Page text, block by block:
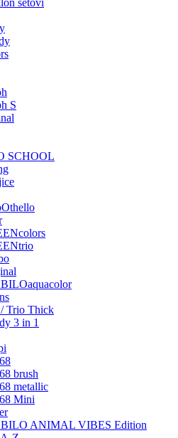
setovi
S
SCHOOL
Trio Thick
3 in 1
brush
metallic
Mini
ANIMAL VIBES Edition